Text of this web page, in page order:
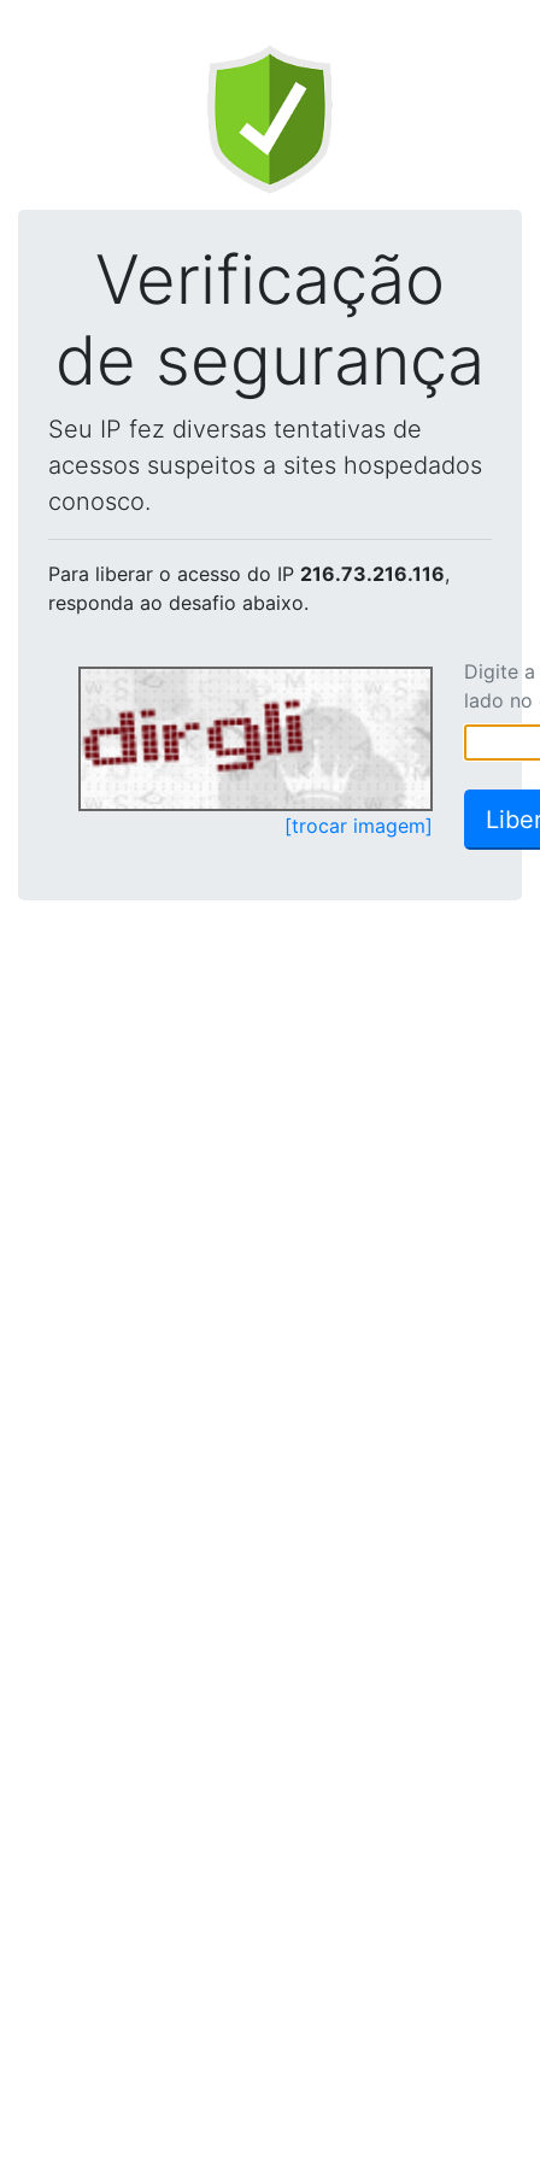
Verificação
de segurança
Seu IP fez diversas tentativas de
acessos suspeitos a sites hospedados
conosco.
Para liberar o acesso do IP 216.73.216.116,
responda ao desafio abaixo.
[trocar imagem]
Digite
lado no